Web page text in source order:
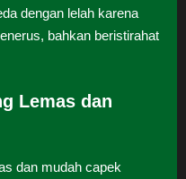
dengan lelah karena
bahkan beristirahat
Lemas dan
dan mudah capek